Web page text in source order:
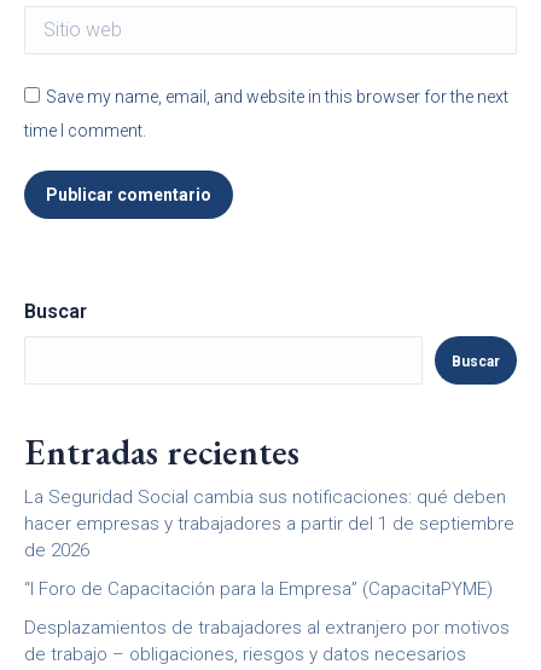
Sitio web
Save my name, email, and website in this browser for the next
time I comment.
Publicar comentario
Buscar
Buscar
Entradas recientes
La Seguridad Social cambia sus notificaciones: qué deben
hacer empresas y trabajadores a partir del 1 de septiembre
de 2026
“I Foro de Capacitación para la Empresa” (CapacitaPYME)
Desplazamientos de trabajadores al extranjero por motivos
de trabajo – obligaciones, riesgos y datos necesarios